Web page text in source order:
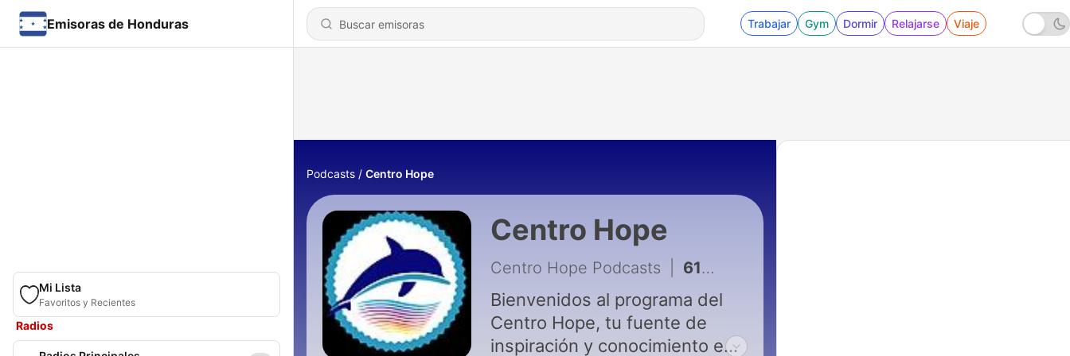
Emisoras de Honduras Trabajar Gym Dormir Relajarse Viaje
Mi Lista
Favoritos y Recientes
Radios
Podcasts Centro Hope
Centro Hope
Centro Hope Podcasts 613 - Episodio 306 - Gestión del estrés laboral: técnicas que sí funcionan
Bienvenidos al programa del
Centro Hope, tu fuente de
inspiración y conocimiento en